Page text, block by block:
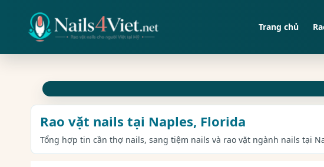
Trang chủ
Rao vặt nails tại Naples, Florida
Tổng hợp tin cần thợ nails, sang tiệm nails và rao vặt ngành nails tại